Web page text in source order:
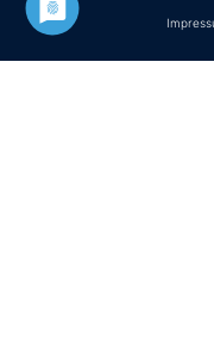
©